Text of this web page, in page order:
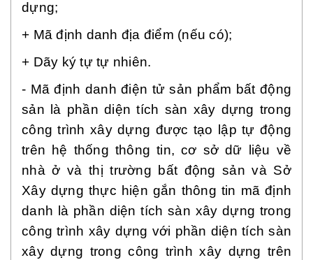
dựng;
+ Mã định danh địa điểm (nếu có);
+ Dãy ký tự tự nhiên.
- Mã định danh điện tử sản phẩm bất động
sản là phần diện tích sàn xây dựng trong
công trình xây dựng được tạo lập tự động
trên hệ thống thông tin, cơ sở dữ liệu về
nhà ở và thị trường bất động sản và Sở
Xây dựng thực hiện gắn thông tin mã định
danh là phần diện tích sàn xây dựng trong
công trình xây dựng với phần diện tích sàn
xây dựng trong công trình xây dựng trên